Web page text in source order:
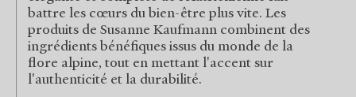
battre les cœurs du bien-être plus vite. Les
produits de Susanne Kaufmann combinent des
ingrédients bénéfiques issus du monde de la
flore alpine, tout en mettant l'accent sur
l'authenticité et la durabilité.